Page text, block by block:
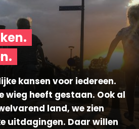
kansen voor iedereen.
wieg heeft gestaan. Ook al
land, we zien
uitdagingen. Daar willen